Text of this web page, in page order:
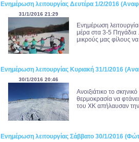
Ενημέρωση λειτουργίας Δευτέρα 1/2/2016
31/1/2016 21:29
Ενημέρωση
μέρα στα 3-5 Πηγάδια
μικρούς μας φίλους
Ενημέρωση λειτουργίας Κυριακή 31/1/2016
30/1/2016 20:46
Ανοιξιάτικο το
θερμοκρασία να
του ΧΚ απήλαυσαν την
Ενημέρωση λειτουργίας Σάββατο 30/1/2016